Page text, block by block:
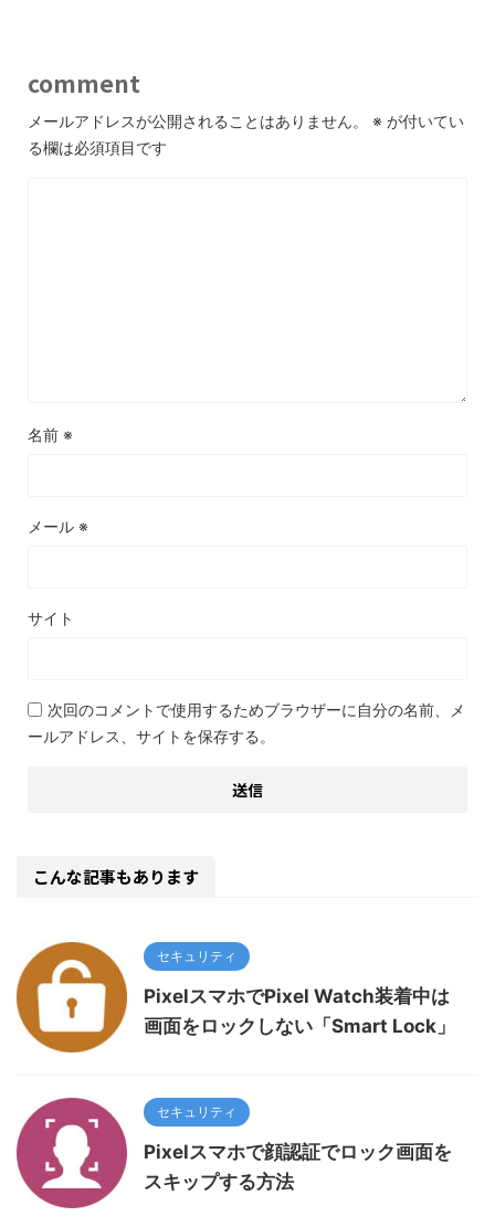
comment
メールアドレスが公開されることはありません。 ※ が付いてい
る欄は必須項目です
名前 ※
メール ※
サイト
次回のコメントで使用するためブラウザーに自分の名前、メ
ールアドレス、サイトを保存する。
こんな記事もあります
セキュリティ
PixelスマホでPixel Watch装着中は
画面をロックしない「Smart Lock」
セキュリティ
Pixelスマホで顔認証でロック画面を
スキップする方法